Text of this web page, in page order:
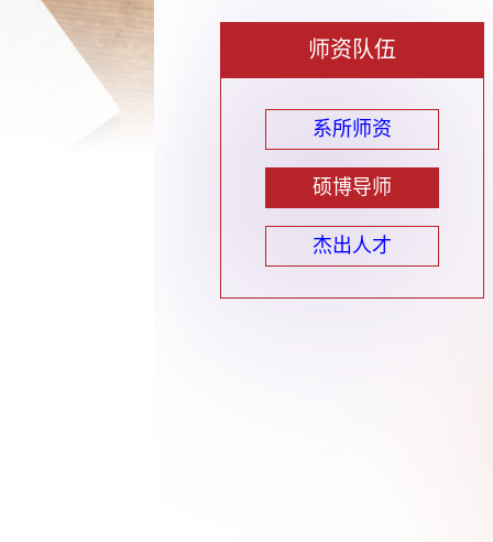
师资队伍
系所师资
硕博导师
杰出人才